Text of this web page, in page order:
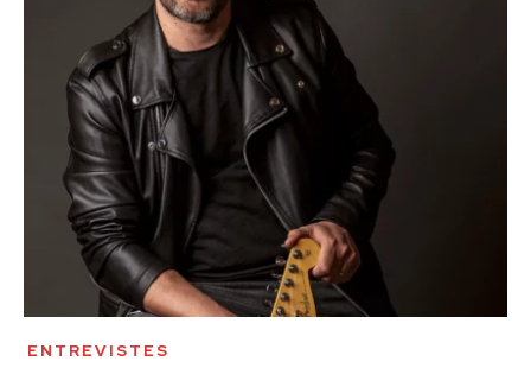
ENTREVISTES